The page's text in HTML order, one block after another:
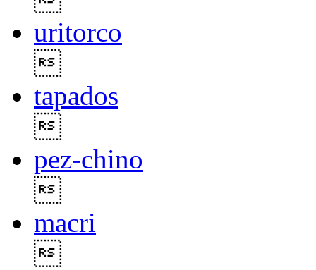
uritorco
tapados
pez-chino
macri